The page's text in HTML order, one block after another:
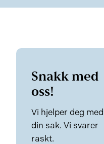
Snakk med
oss!
Vi hjelper deg med
din sak. Vi svarer
raskt.